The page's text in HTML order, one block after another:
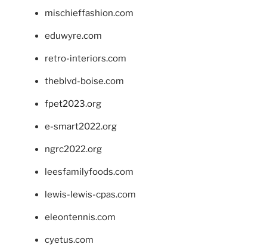
mischieffashion.com
eduwyre.com
retro-interiors.com
theblvd-boise.com
fpet2023.org
e-smart2022.org
ngrc2022.org
leesfamilyfoods.com
lewis-lewis-cpas.com
eleontennis.com
cyetus.com